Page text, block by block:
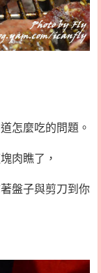
怎麼吃的問題。
肉瞧了，
盤子與剪刀到你